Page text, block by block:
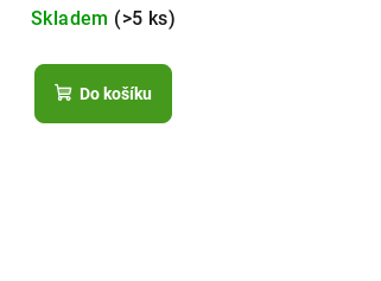
cena:
Skladem (>5 ks)
Do košíku